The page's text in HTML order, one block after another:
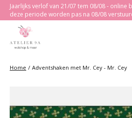
Jaarlijks verlof van 21/07 tem 08/08 - online
deze periode worden pas na 08/08
Home / Adventshaken met Mr. Cey - Mr. Cey